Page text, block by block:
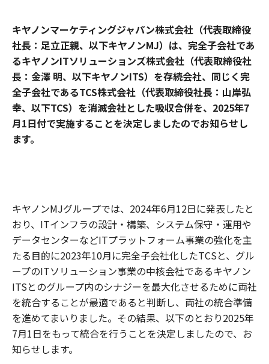
キヤノンマーケティングジャパン株式会社（代表取締役
社長：足立正親、以下キヤノンMJ）は、完全子会社であ
るキヤノンITソリューションズ株式会社（代表取締役社
長：金澤 明、以下キヤノンITS）を存続会社、同じく完
全子会社であるTCS株式会社（代表取締役社長：山岸弘
幸、以下TCS）を消滅会社とした吸収合併を、2025年7
月1日付で実施することを決定しましたのでお知らせし
ます。
キヤノンMJグループでは、2024年6月12日に発表したと
おり、ITインフラの設計・構築、システム保守・運用や
データセンターなどITプラットフォーム事業の強化を主
たる目的に2023年10月に完全子会社化したTCSと、グル
ープのITソリューション事業の中核会社であるキヤノン
ITSとのグループ内のシナジーを最大化させるために両社
を統合することが最適であると判断し、両社の統合準備
を進めてまいりました。その結果、以下のとおり2025年
7月1日をもって統合を行うことを決定しましたので、お
知らせします。